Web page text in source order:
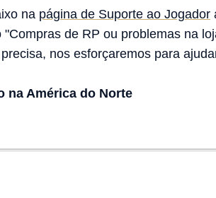
na página de Suporte ao Jogador
de RP ou problemas na
nos esforçaremos para
na América do Norte